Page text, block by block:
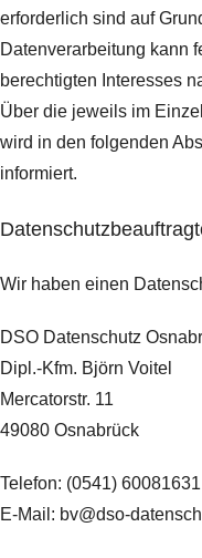
erforderlich sind auf
Datenverarbeitung kann
berechtigten Interesses
Über die jeweils im
wird in den folgenden
informiert.
Wir haben einen
DSO Datenschutz
Dipl.-Kfm. Björn Voitel
Mercatorstr. 11
49080 Osnabrück
Telefon: (0541) 60081631
E-Mail: bv@dso-